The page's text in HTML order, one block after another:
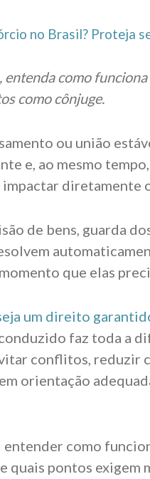
no Brasil? Proteja
entenda como
como cônjuge.
ou união
e, ao mesmo
diretamente
de bens, guarda
que elas
um direito
faz toda a
conflitos, reduzir
orientação
entender como
quais pontos